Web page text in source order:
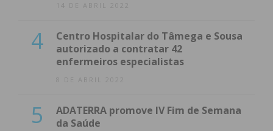
14 DE ABRIL 2022
4
Centro Hospitalar do Tâmega e Sousa
autorizado a contratar 42
enfermeiros especialistas
8 DE ABRIL 2022
5
ADATERRA promove IV Fim de Semana
da Saúde